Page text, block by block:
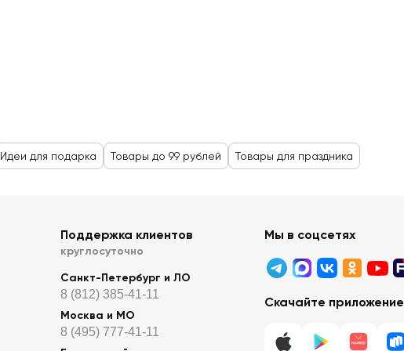
Идеи для подарка Товары до 99 рублей Товары для праздника
Поддержка клиентов
круглосуточно
Санкт-Петербург и ЛО
8 (812) 385-41-11
Москва и МО
8 (495) 777-41-11
Мы в соцсетях
Скачайте приложение